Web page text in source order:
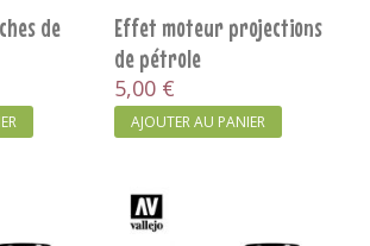
de
Effet moteur projections
de pétrole
5,00 €
AJOUTER AU PANIER